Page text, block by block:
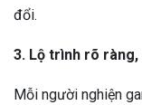
đổi.
3. Lộ trình rõ
Mỗi người nghiện